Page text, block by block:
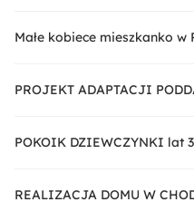
Małe kobiece mieszkanko w
PROJEKT ADAPTACJI
POKOIK DZIEWCZYNKI lat 3
REALIZACJA DOMU W